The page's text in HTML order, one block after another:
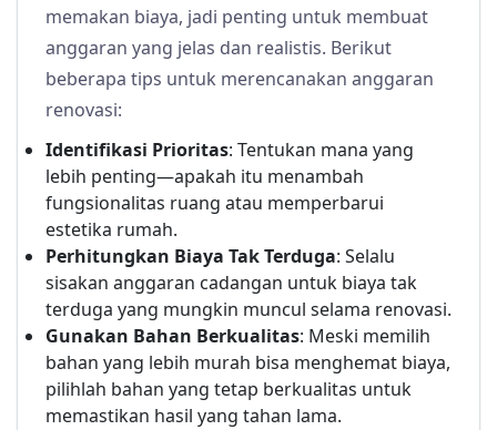
memakan biaya, jadi penting untuk membuat
anggaran yang jelas dan realistis. Berikut
beberapa tips untuk merencanakan anggaran
renovasi:
Identifikasi Prioritas: Tentukan mana yang
lebih penting—apakah itu menambah
fungsionalitas ruang atau memperbarui
estetika rumah.
Perhitungkan Biaya Tak Terduga: Selalu
sisakan anggaran cadangan untuk biaya tak
terduga yang mungkin muncul selama renovasi.
Gunakan Bahan Berkualitas: Meski memilih
bahan yang lebih murah bisa menghemat biaya,
pilihlah bahan yang tetap berkualitas untuk
memastikan hasil yang tahan lama.